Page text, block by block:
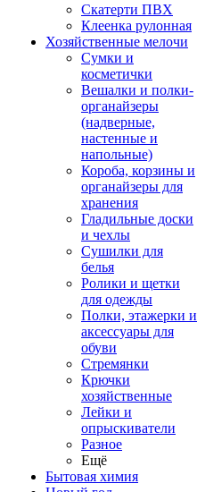
Скатерти ПВХ
Клеенка рулонная
Хозяйственные мелочи
Сумки и
косметички
Вешалки и полки-
органайзеры
(надверные,
настенные и
напольные)
Короба, корзины и
органайзеры для
хранения
Гладильные доски
и чехлы
Сушилки для
белья
Ролики и щетки
для одежды
Полки, этажерки и
аксессуары для
обуви
Стремянки
Крючки
хозяйственные
Лейки и
опрыскиватели
Разное
Ещё
Бытовая химия